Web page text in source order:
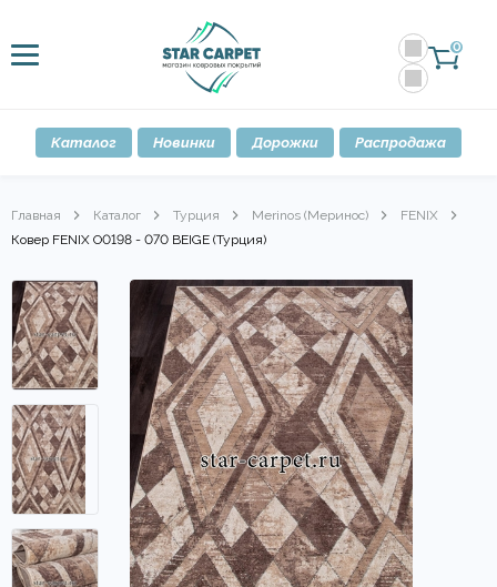
0
Каталог Новинки Дорожки Распродажа
Главная Каталог Турция Merinos (Меринос)
FENIX
Ковер FENIX O0198 - 070 BEIGE (Турция)